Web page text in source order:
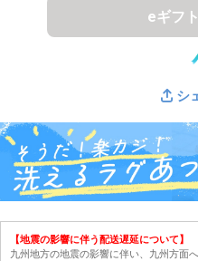
eギフ
シ
【地震の影響に伴う配送遅延について】
九州地方の地震の影響に伴い、九州方面